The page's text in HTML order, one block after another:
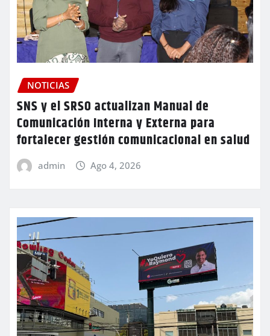
NOTICIAS
SNS y el SRSO actualizan Manual de
Comunicación Interna y Externa para
fortalecer gestión comunicacional en salud
admin Ago 4, 2026